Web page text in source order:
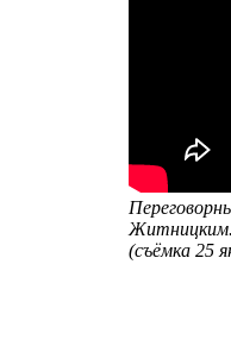
(съёмка 25